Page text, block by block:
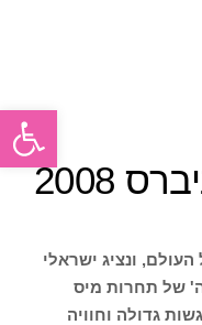
2008
ונציג ישראלי
של תחרות מיס
גדולה וחוויה
פתח